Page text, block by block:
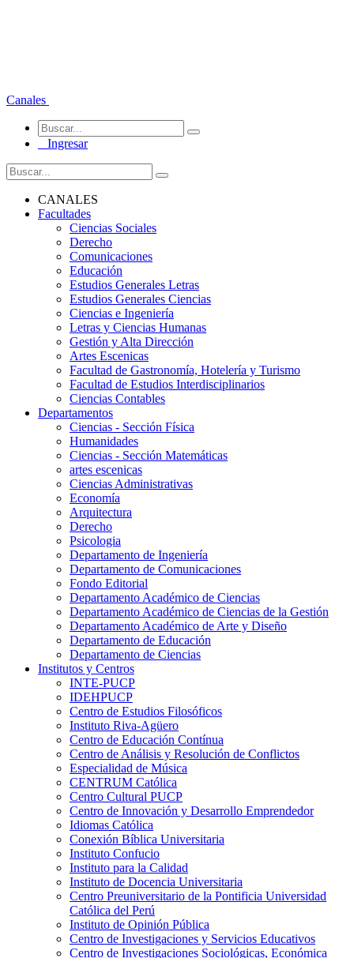
Canales
Ingresar
CANALES
Facultades
Ciencias Sociales
Derecho
Comunicaciones
Educación
Estudios Generales Letras
Estudios Generales Ciencias
Ciencias e Ingeniería
Letras y Ciencias Humanas
Gestión y Alta Dirección
Artes Escenicas
Facultad de Gastronomía, Hotelería y Turismo
Facultad de Estudios Interdisciplinarios
Ciencias Contables
Departamentos
Ciencias - Sección Física
Humanidades
Ciencias - Sección Matemáticas
artes escenicas
Ciencias Administrativas
Economía
Arquitectura
Derecho
Psicologia
Departamento de Ingeniería
Departamento de Comunicaciones
Fondo Editorial
Departamento Académico de Ciencias
Departamento Académico de Ciencias de la Gestión
Departamento Académico de Arte y Diseño
Departamento de Educación
Departamento de Ciencias
Institutos y Centros
INTE-PUCP
IDEHPUCP
Centro de Estudios Filosóficos
Instituto Riva-Agüero
Centro de Educación Contínua
Centro de Análisis y Resolución de Conflictos
Especialidad de Música
CENTRUM Católica
Centro Cultural PUCP
Centro de Innovación y Desarrollo Emprendedor
Idiomas Católica
Conexión Bíblica Universitaria
Instituto Confucio
Instituto para la Calidad
Instituto de Docencia Universitaria
Centro Preuniversitario de la Pontificia Universidad
Católica del Perú
Instituto de Opinión Pública
Centro de Investigaciones y Servicios Educativos
Centro de Investigaciones Sociológicas, Económica